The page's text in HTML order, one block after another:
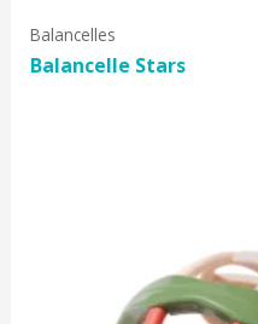
Balancelles
Balancelle Stars